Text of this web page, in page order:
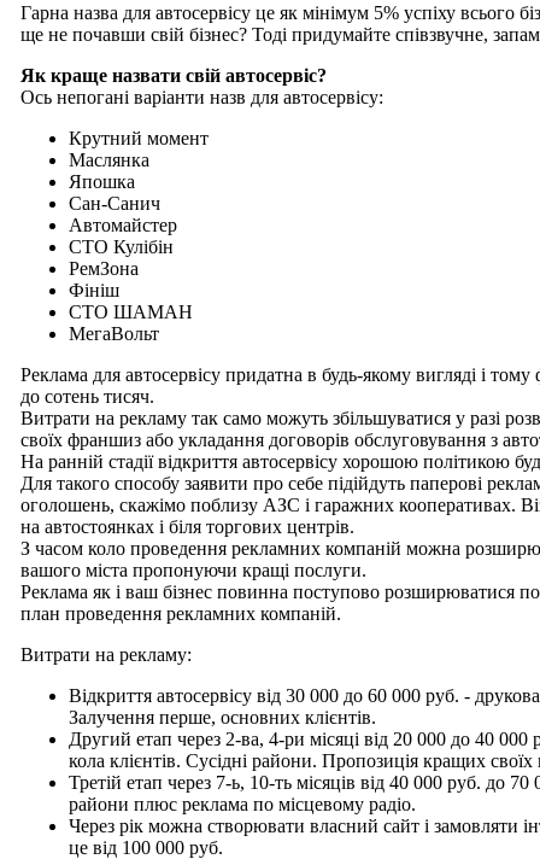
Гарна назва для автосервісу це як мінімум 5% успіху всього
ще не почавши свій бізнес? Тоді придумайте співзвучне,
Як краще назвати свій автосервіс?
Ось непогані варіанти назв для автосервісу:
Крутний момент
Маслянка
Япошка
Сан-Санич
Автомайстер
СТО Кулібін
РемЗона
Фініш
СТО ШАМАН
МегаВольт
Реклама для автосервісу придатна в будь-якому вигляді і
до сотень тисяч.
Витрати на рекламу так само можуть збільшуватися у разі
своїх франшиз або укладання договорів обслуговування з
На ранній стадії відкриття автосервісу хорошою політикою
Для такого способу заявити про себе підійдуть паперові
оголошень, скажімо поблизу АЗС і гаражних кооперативах.
на автостоянках і біля торгових центрів.
З часом коло проведення рекламних компаній можна
вашого міста пропонуючи кращі послуги.
Реклама як і ваш бізнес повинна поступово розширюватися
план проведення рекламних компаній.
Витрати на рекламу:
Відкриття автосервісу від 30 000 до 60 000 руб. -
Залучення перше, основних клієнтів.
Другий етап через 2-ва, 4-ри місяці від 20 000 до 40
кола клієнтів. Сусідні райони. Пропозиція кращих своїх
Третій етап через 7-ь, 10-ть місяців від 40 000 руб. до
райони плюс реклама по місцевому радіо.
Через рік можна створювати власний сайт і замовляти
це від 100 000 руб.